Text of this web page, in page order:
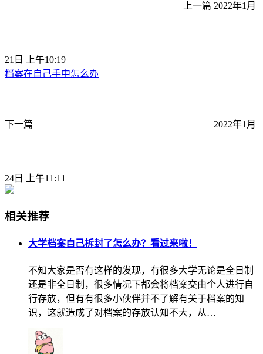
上一篇 2022年1月
21日 上午10:19
档案在自己手中怎么办
下一篇 2022年1月
24日 上午11:11
相关推荐
大学档案自己拆封了怎么办？看过来啦！
不知大家是否有这样的发现，有很多大学无论是全日制
还是非全日制，很多情况下都会将档案交由个人进行自
行存放，但有有很多小伙伴并不了解有关于档案的知
识，这就造成了对档案的存放认知不大，从…